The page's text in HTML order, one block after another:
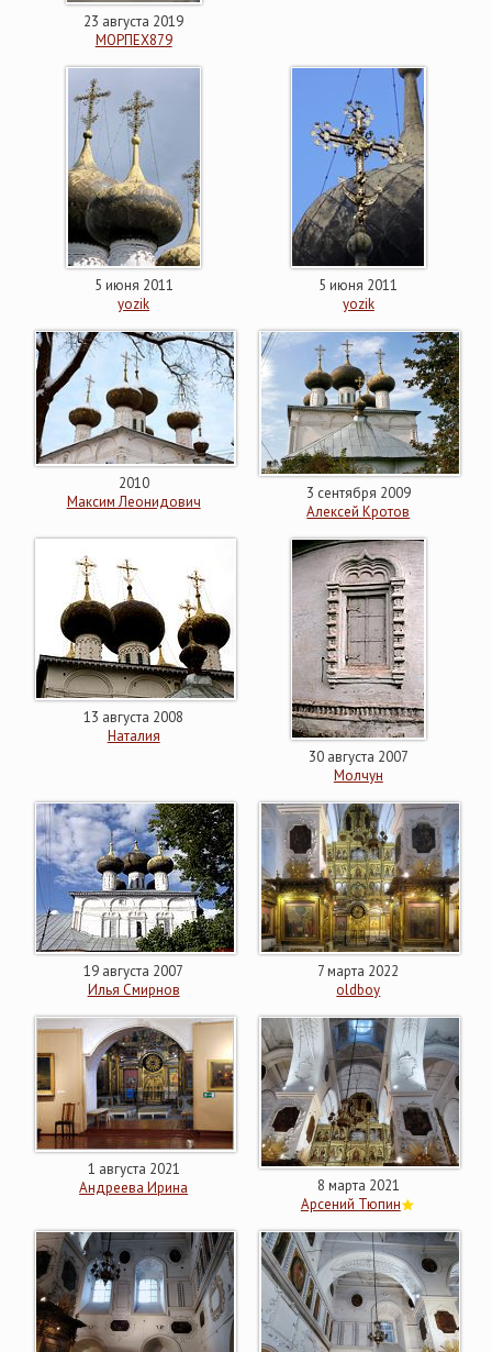
23 августа 2019
МОРПЕХ879
5 июня 2011
yozik
5 июня 2011
yozik
2010
Максим Леонидович
3 сентября 2009
Алексей Кротов
13 августа 2008
Наталия
30 августа 2007
Молчун
19 августа 2007
Илья Смирнов
7 марта 2022
oldboy
1 августа 2021
Андреева Ирина
8 марта 2021
Арсений Тюпин